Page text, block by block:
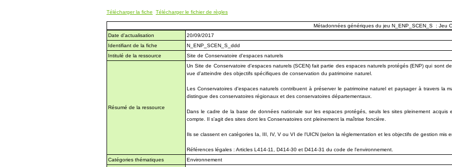
Télécharger la fiche Télécharger le fichier de règles
Métadonnées génériques du jeu N_ENP_SCEN_S : Jeu
Date d'actualisation
20/09/2017
Identifiant de la fiche
N_ENP_SCEN_S_ddd
Intitulé de la ressource
Site de Conservatoire d'espaces naturels
Résumé de la ressource
Un Site de Conservatoire d'espaces naturels (SCEN) fait partie des espaces naturels protégés (ENP) qui sont
vue d'atteindre des objectifs spécifiques de conservation du patrimoine naturel.
Les Conservatoires d'espaces naturels contribuent à préserver le patrimoine naturel et paysager à travers
distingue des conservatoires régionaux et des conservatoires départementaux.
Dans le cadre de la base de données nationale sur les espaces protégés, seuls les sites pleinement
compte. Il s'agit des sites dont les Conservatoires ont pleinement la maîtrise foncière.
Ils se classent en catégories Ia, III, IV, V ou VI de l'UICN (selon la réglementation et les objectifs de gestion mis
Références légales : Articles L414-11, D414-30 et D414-31 du code de l'environnement.
Catégories thématiques
Environnement